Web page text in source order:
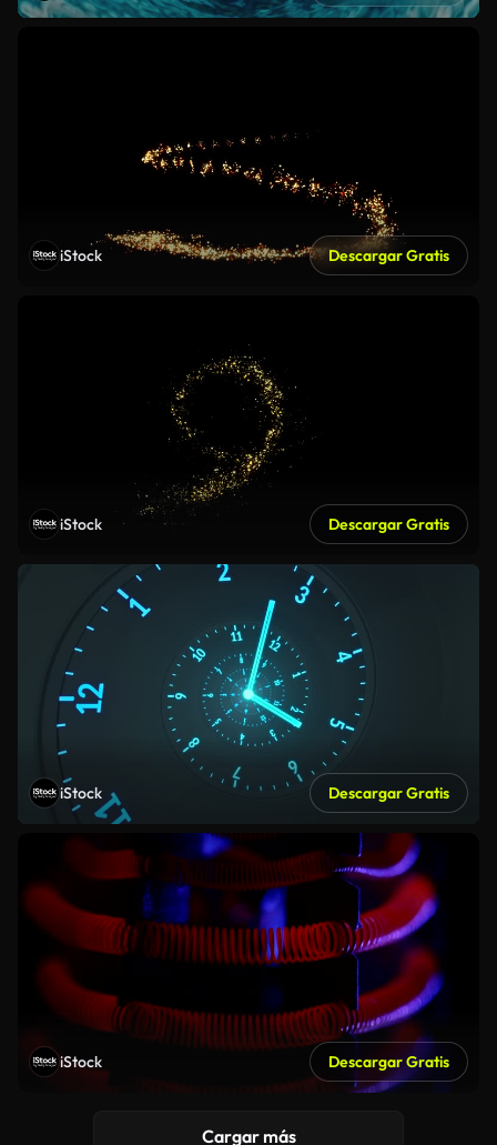
iStock Descargar Gratis
iStock Descargar Gratis
iStock Descargar Gratis
iStock Descargar Gratis
Cargar más